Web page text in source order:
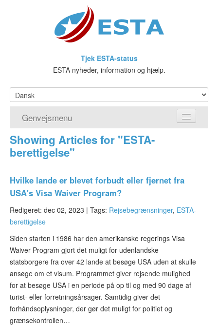
Tjek ESTA-status
ESTA nyheder, information og hjælp.
Genvejsmenu
Hjem
Ansøg om ESTA
Hvad er ESTA?
ESTA-status
Artikler
Kontakt
Showing Articles for "ESTA-
berettigelse"
Hvilke lande er blevet forbudt eller fjernet fra
USA's Visa Waiver Program?
Redigeret: dec 02, 2023 | Tags: Rejsebegrænsninger, ESTA-
berettigelse
Siden starten i 1986 har den amerikanske regerings Visa
Waiver Program gjort det muligt for udenlandske
statsborgere fra over 42 lande at besøge USA uden at skulle
ansøge om et visum. Programmet giver rejsende mulighed
for at besøge USA i en periode på op til og med 90 dage af
turist- eller forretningsårsager. Samtidig giver det
forhåndsoplysninger, der gør det muligt for politiet og
grænsekontrollen…